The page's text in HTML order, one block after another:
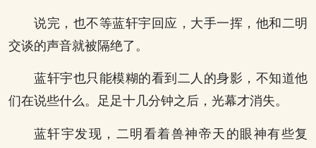
说完，也不等蓝轩宇回应，大手一挥，他和二明
交谈的声音就被隔绝了。
蓝轩宇也只能模糊的看到二人的身影，不知道他
们在说些什么。足足十几分钟之后，光幕才消失。
蓝轩宇发现，二明看着兽神帝天的眼神有些复